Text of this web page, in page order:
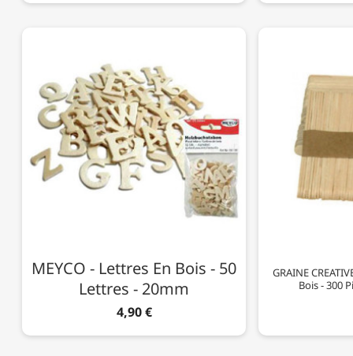
MEYCO - Lettres En Bois - 50
Lettres - 20mm
4,90 €
GRAINE
Bois - 300